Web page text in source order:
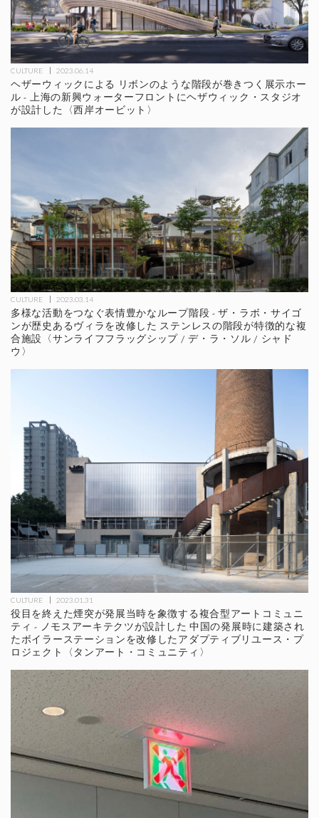
CULTURE 2023.06.14
ヘザーウィックによる リボンのような階段が巻きつく展示ホー
ル - 上海の新興ウォーターフロントにヘザウィック・スタジオ
が設計した〈西岸オービット〉
CULTURE 2023.03.14
多様な活動をつなぐ表情豊かなループ階段 - ザ・ラボ・サイゴ
ンが歴史あるヴィラを改修した ステンレスの階段が特徴的な複
合施設〈サンライフフラッグシップ / デ・ラ・ソル / シャド
ウ〉
CULTURE 2023.01.31
役目を終えた煙突が発展当時を象徴する複合型アートコミュニ
ティ - ノモスアーキテクツが設計した 中国の発展時に建築され
たボイラーステーションを改修したアダプティブリユース・プ
ロジェクト〈タンアート・コミュニティ〉